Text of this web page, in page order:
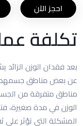
احجز الآن
تكلفة
بعد فقدان الوزن
عن بعض مناطق جسمهم،
مناطق متفرقة من
الوزن في مدة صغيرة،
المشكلة التي تؤثر